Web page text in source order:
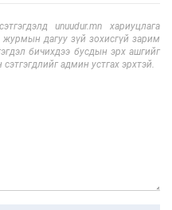
unuudur.mn хариуцлага
дагуу зүй зохисгүй зарим
бичихдээ бусдын эрх ашгийг
админ устгах эрхтэй.